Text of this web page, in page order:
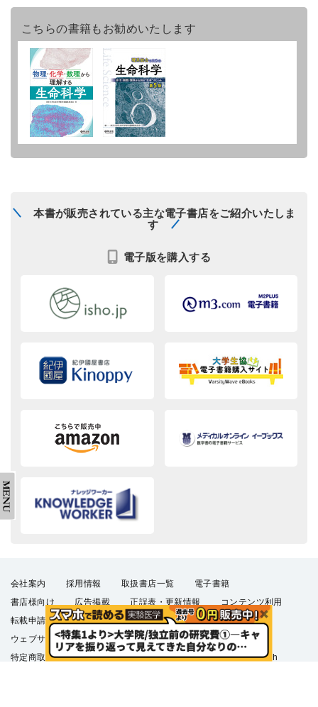
こちらの書籍もお勧めいたします
本書が販売されている主な電子書店をご紹介いたしま
す
電子版を購入する
会社案内 採用情報 取扱書店一覧
電子書籍
書店様向け
広告掲載 正誤表・更新情報
コンテンツ利用
転載申請
プライバシーポリシー
羊土社会員規約
ウェブサイト利用規約
羊土社のSNS・メールマガジン
特定商取引法に基づく表示
FAQ お問い合わせ English